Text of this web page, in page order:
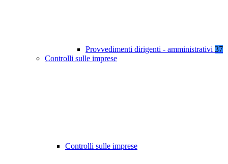
Provvedimenti dirigenti - amministrativi 37
Controlli sulle imprese
Controlli sulle imprese